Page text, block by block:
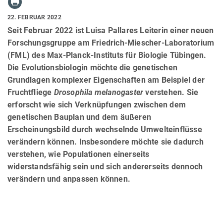
22. FEBRUAR 2022
Seit Februar 2022 ist Luisa Pallares Leiterin einer neuen
Forschungsgruppe am Friedrich-Miescher-Laboratorium
(FML) des Max-Planck-Instituts für Biologie Tübingen.
Die Evolutionsbiologin möchte die genetischen
Grundlagen komplexer Eigenschaften am Beispiel der
Fruchtfliege Drosophila melanogasterverstehen. Sie
erforscht wie sich Verknüpfungen zwischen dem
genetischen Bauplan und dem äußeren
Erscheinungsbild durch wechselnde Umwelteinflüsse
verändern können. Insbesondere möchte sie dadurch
verstehen, wie Populationen einerseits
widerstandsfähig sein und sich andererseits dennoch
verändern und anpassen können.